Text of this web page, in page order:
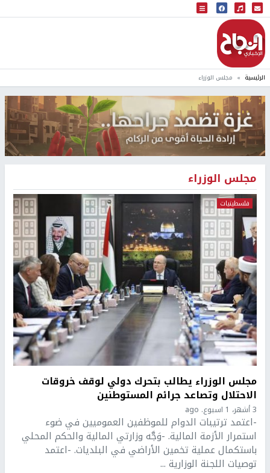
البث المباشر
إذاعة النجاح
الرئيسية مجلس الوزراء
مجلس الوزراء
فلسطينيات
مجلس الوزراء يطالب بتحرك دولي لوقف خروقات
الاحتلال وتصاعد جرائم المستوطنين
3 أشهر، 1 اسبوع. ago
-اعتمد ترتيبات الدوام للموظفين العموميين في ضوء
استمرار الأزمة المالية. -وَجَّه وزارتي المالية والحكم المحلي
باستكمال عملية تخمين الأراضي في البلديات. -اعتمد
توصيات اللجنة الوزارية ...